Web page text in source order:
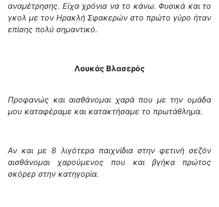
αναμέτρησης. Είχα χρόνια να το κάνω. Φυσικά και το
γκολ με τον Ηρακλή Σφακερών στο πρώτο γύρο ήταν
επίσης πολύ σημαντικό.
Λουκάς Βλασερός
Προφανώς και αισθάνομαι χαρά που με την ομάδα
μου καταφέραμε και κατακτήσαμε το πρωτάθλημα.
Αν και με 8 λιγότερα παιχνίδια στην φετινή σεζόν
αισθάνομαι χαρούμενος που και βγήκα πρώτος
σκόρερ στην κατηγορία.